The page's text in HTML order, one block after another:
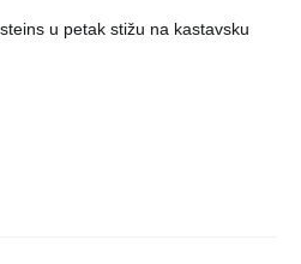
u petak stižu na kastavsku